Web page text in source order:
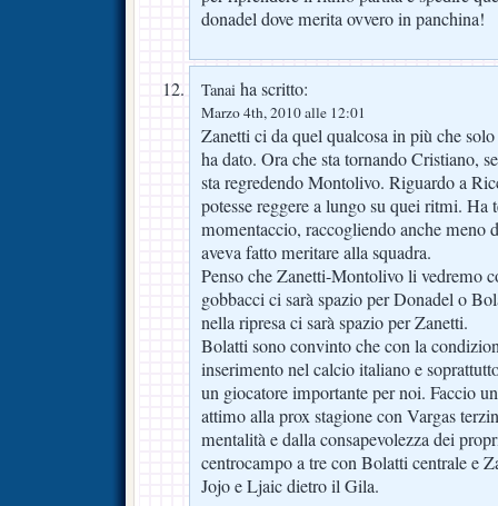
donadel dove merita ovvero in panchina!
Tanai ha scritto:
Marzo 4th, 2010 alle 12:01
Zanetti ci da quel qualcosa in più che
ha dato. Ora che sta tornando Cristiano,
sta regredendo Montolivo. Riguardo a
potesse reggere a lungo su quei ritmi. Ha
momentaccio, raccogliendo anche meno
aveva fatto meritare alla squadra.
Penso che Zanetti-Montolivo li vedremo
gobbacci ci sarà spazio per Donadel o
nella ripresa ci sarà spazio per Zanetti.
Bolatti sono convinto che con la
inserimento nel calcio italiano e
un giocatore importante per noi. Faccio
attimo alla prox stagione con Vargas
mentalità e dalla consapevolezza dei
centrocampo a tre con Bolatti centrale e
Jojo e Ljaic dietro il Gila.